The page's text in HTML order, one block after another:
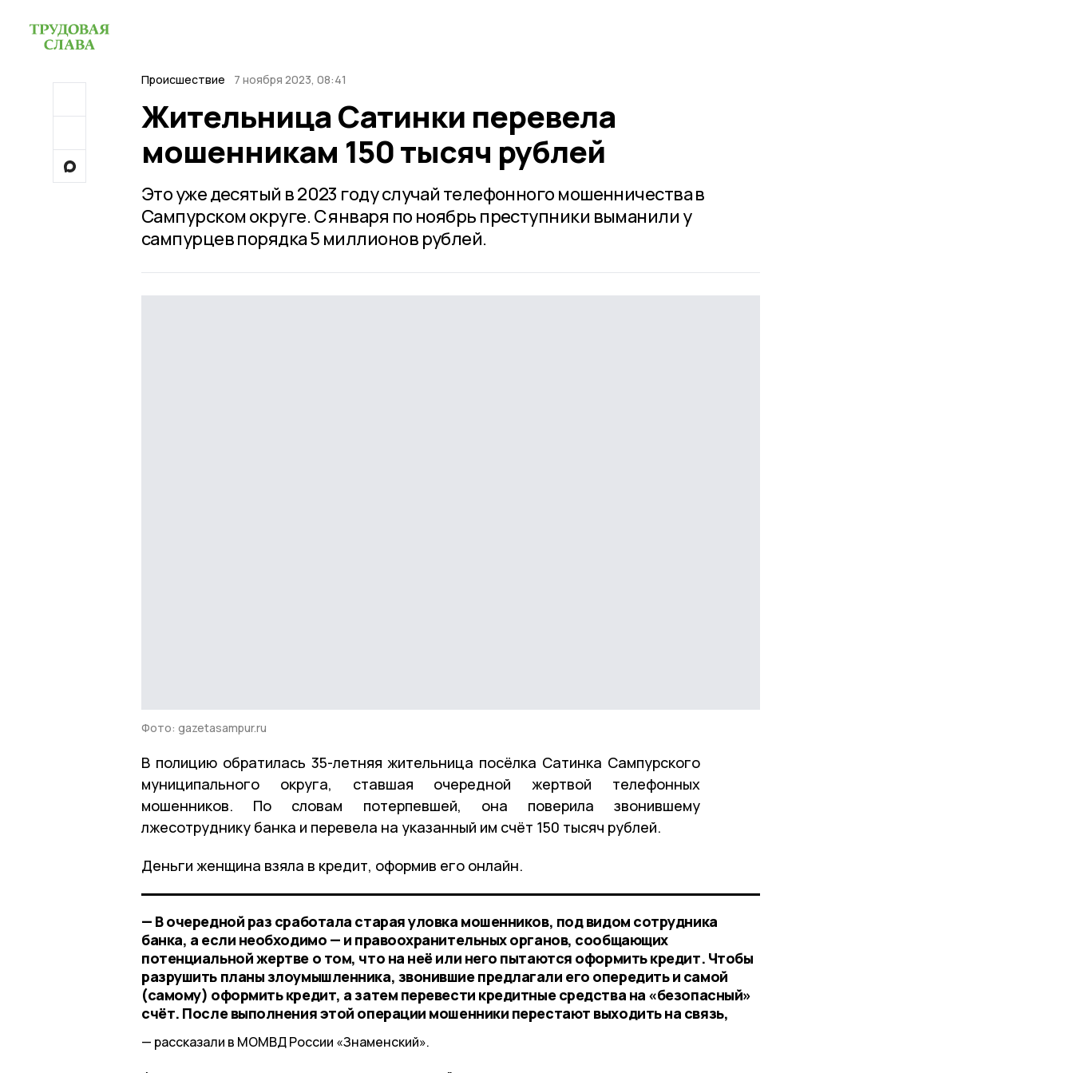
Происшествие 7 ноября 2023, 08:41
Жительница Сатинки перевела
мошенникам 150 тысяч рублей
Это уже десятый в 2023 году случай телефонного мошенничества в
Сампурском округе. С января по ноябрь преступники выманили у
сампурцев порядка 5 миллионов рублей.
Фото: gazetasampur.ru
В полицию обратилась 35-летняя жительница посёлка Сатинка Сампурского
муниципального округа, ставшая очередной жертвой телефонных
мошенников. По словам потерпевшей, она поверила звонившему
лжесотруднику банка и перевела на указанный им счёт 150 тысяч рублей.
Деньги женщина взяла в кредит, оформив его онлайн.
— В очередной раз сработала старая уловка мошенников, под видом сотрудника
банка, а если необходимо — и правоохранительных органов, сообщающих
потенциальной жертве о том, что на неё или него пытаются оформить кредит. Чтобы
разрушить планы злоумышленника, звонившие предлагали его опередить и самой
(самому) оформить кредит, а затем перевести кредитные средства на «безопасный»
счёт. После выполнения этой операции мошенники перестают выходить на связь,
рассказали в МОМВД России «Знаменский».